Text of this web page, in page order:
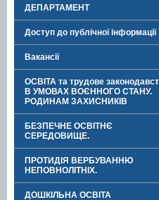
ДЕПАРТАМЕНТ
Доступ до публічної інформації
Вакансії
ОСВІТА та трудове
В УМОВАХ ВОЄННОГО СТАНУ.
РОДИНАМ ЗАХИСНИКІВ
БЕЗПЕЧНЕ ОСВІТНЄ
СЕРЕДОВИЩЕ.
ПРОТИДІЯ ВЕРБУВАННЮ
НЕПОВНОЛІТНІХ.
ДОШКІЛЬНА ОСВІТА